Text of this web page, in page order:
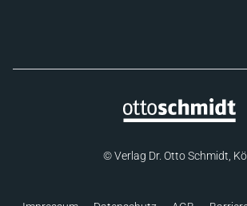
© Verlag Dr. Otto Schmidt,